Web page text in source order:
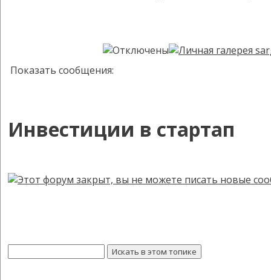
Показать сообщения:
Инвестиции в стартап